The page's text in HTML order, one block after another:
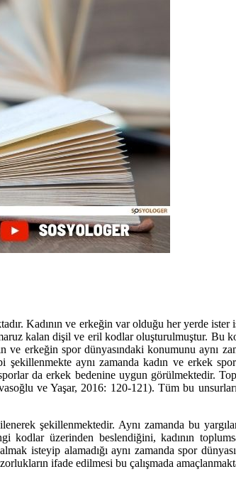
Kadının ve erkeğin var olduğu her yerde ister
kalan dişil ve eril kodlar oluşturulmuştur. Bu
erkeğin spor dünyasındaki konumunu aynı
aynı zamanda kadın ve erkek
da erkek bedenine uygun görülmektedir.
ve Yaşar, 2016: 120-121). Tüm bu
şekillenmektedir. Aynı zamanda bu
kodlar üzerinden beslendiğini, kadının
isteyip alamadığı aynı zamanda spor
ifade edilmesi bu çalışmada